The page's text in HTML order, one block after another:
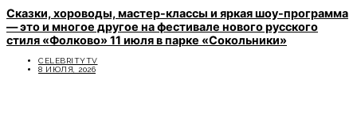
Сказки, хороводы, мастер-классы и яркая шоу-программа
— это и многое другое на фестивале нового русского
стиля «Фолково» 11 июля в парке «Сокольники»
CELEBRITYTV
8 ИЮЛЯ, 2026